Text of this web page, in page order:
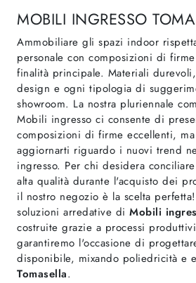
MOBILI INGRESSO
Ammobiliare gli spazi indoor
personale con composizioni di
finalità principale. Materiali
design e ogni tipologia di
showroom. La nostra pluriennale
Mobili ingresso ci consente di
composizioni di firme eccellenti,
aggiornarti riguardo i nuovi trend
ingresso. Per chi desidera
alta qualità durante l'acquisto dei
il nostro negozio è la scelta
soluzioni arredative di Mobili
costruite grazie a processi
garantiremo l'occasione di
disponibile, mixando poliedricità e
Tomasella.